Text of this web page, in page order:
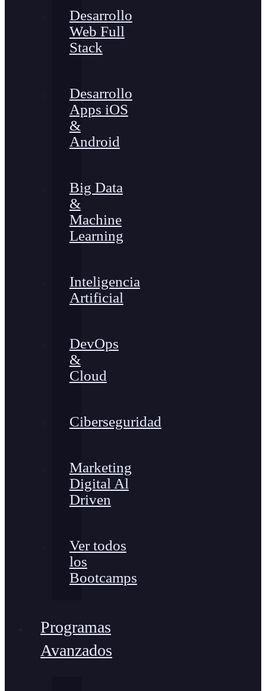
Desarrollo
Web Full
Stack
Desarrollo
Apps iOS
&
Android
Big Data
&
Machine
Learning
Inteligencia
Artificial
DevOps
&
Cloud
Ciberseguridad
Marketing
Digital Al
Driven
Ver todos
los
Bootcamps
Programas
Avanzados